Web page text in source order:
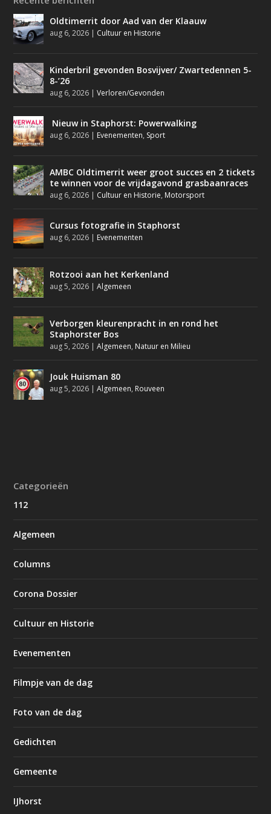
Oldtimerrit door Aad van der Klaauw
aug 6, 2026 | Cultuur en Historie
Kinderbril gevonden Bosvijver/ Zwartedennen 5-
8-’26
aug 6, 2026 |Verloren/Gevonden
Nieuw in Staphorst: Powerwalking
aug 6, 2026 | Evenementen, Sport
AMBC Oldtimerrit weer groot succes en 2 tickets
te winnen voor de vrijdagavond grasbaanraces
aug 6, 2026 | Cultuur en Historie, Motorsport
Cursus fotografie in Staphorst
aug 6, 2026 | Evenementen
Rotzooi aan het Kerkenland
aug 5, 2026 |Algemeen
Verborgen kleurenpracht in en rond het
Staphorster Bos
aug 5, 2026 |Algemeen, Natuur en Milieu
Jouk Huisman 80
aug 5, 2026 |Algemeen, Rouveen
Categorieën
112
Algemeen
Columns
Corona Dossier
Cultuur en Historie
Evenementen
Filmpje van de dag
Foto van de dag
Gedichten
Gemeente
IJhorst